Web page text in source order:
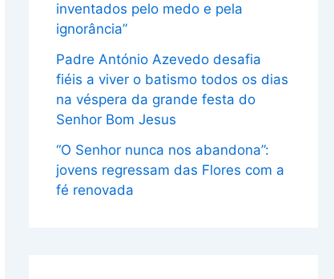
inventados pelo medo e pela
ignorância”
Padre António Azevedo desafia
fiéis a viver o batismo todos os dias
na véspera da grande festa do
Senhor Bom Jesus
“O Senhor nunca nos abandona”:
jovens regressam das Flores com a
fé renovada